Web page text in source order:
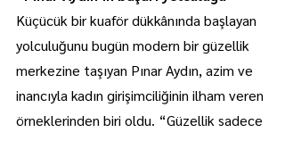
Küçücük bir kuaför dükkânında başlayan
yolculuğunu bugün modern bir güzellik
merkezine taşıyan Pınar Aydın, azim ve
inancıyla kadın girişimciliğinin ilham veren
örneklerinden biri oldu. “Güzellik sadece